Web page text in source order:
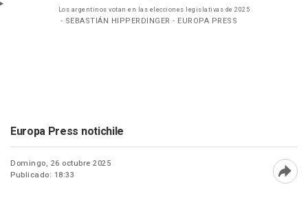
Los argentinos votan en las elecciones legislativas de 2025
- SEBASTIÁN HIPPERDINGER - EUROPA PRESS
Europa Press notichile
Domingo, 26 octubre 2025
Publicado: 18:33